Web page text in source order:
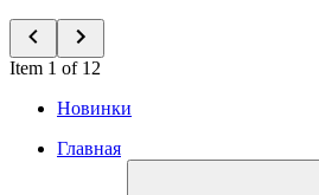
Item 1 of 12
Новинки
Главная